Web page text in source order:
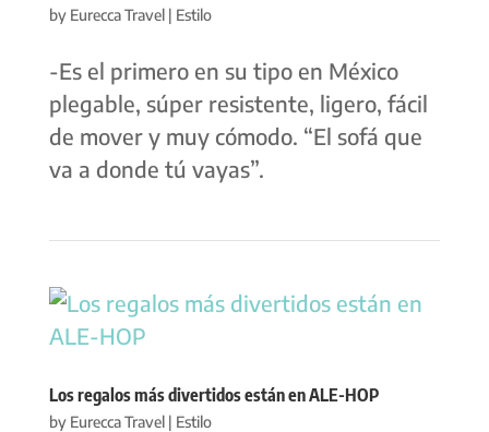
by Eurecca Travel| Estilo
-Es el primero en su tipo en México
plegable, súper resistente, ligero, fácil
de mover y muy cómodo. “El sofá que
va a donde tú vayas”.
Los regalos más divertidos están en ALE-HOP
by Eurecca Travel| Estilo